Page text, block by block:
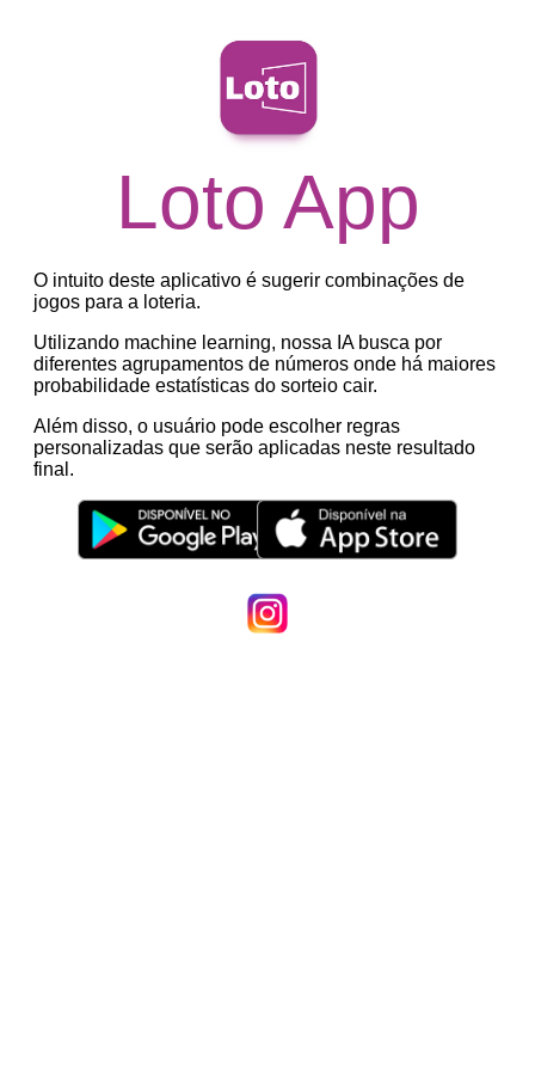
Loto App
O intuito deste aplicativo é sugerir combinações de
jogos para a loteria.
Utilizando machine learning, nossa IA busca por
diferentes agrupamentos de números onde há maiores
probabilidade estatísticas do sorteio cair.
Além disso, o usuário pode escolher regras
personalizadas que serão aplicadas neste resultado
final.